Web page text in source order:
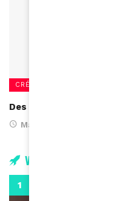
CRÉATEURS
Des robes de mariées
March 13, 2016
Vidéos